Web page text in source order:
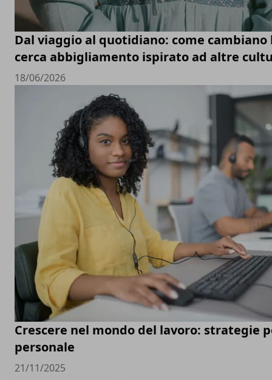
Dal viaggio al quotidiano: come cambiano
cerca abbigliamento ispirato ad altre
18/06/2026
Crescere nel mondo del lavoro: strategie
personale
21/11/2025